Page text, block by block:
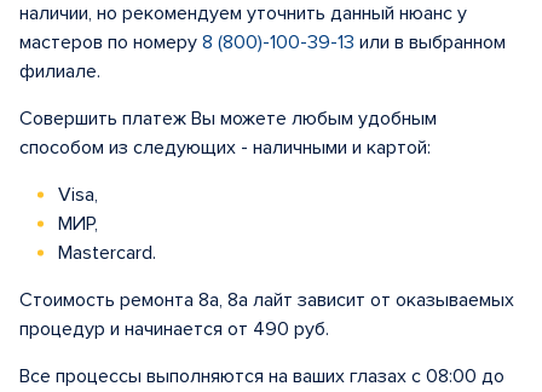
наличии, но рекомендуем уточнить данный нюанс у
мастеров по номеру 8 (800)-100-39-13 или в выбранном
филиале.
Совершить платеж Вы можете любым удобным
способом из следующих - наличными и картой:
Visa,
МИР,
Mastercard.
Стоимость ремонта 8а, 8а лайт зависит от оказываемых
процедур и начинается от 490 руб.
Все процессы выполняются на ваших глазах с 08:00 до